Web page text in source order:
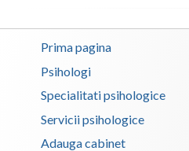
Prima pagina
Psihologi
Specialitati psihologice
Servicii psihologice
Adauga cabinet